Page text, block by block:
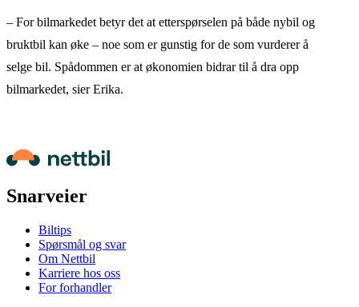
– For bilmarkedet betyr det at etterspørselen på både nybil og
bruktbil kan øke – noe som er gunstig for de som vurderer å
selge bil. Spådommen er at økonomien bidrar til å dra opp
bilmarkedet, sier Erika.
Snarveier
Biltips
Spørsmål og svar
Om Nettbil
Karriere hos oss
For forhandler